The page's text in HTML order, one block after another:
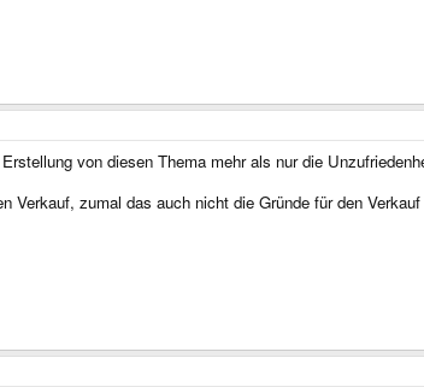
von diesen Thema mehr als nur die
Verkauf, zumal das auch nicht die Gründe für den